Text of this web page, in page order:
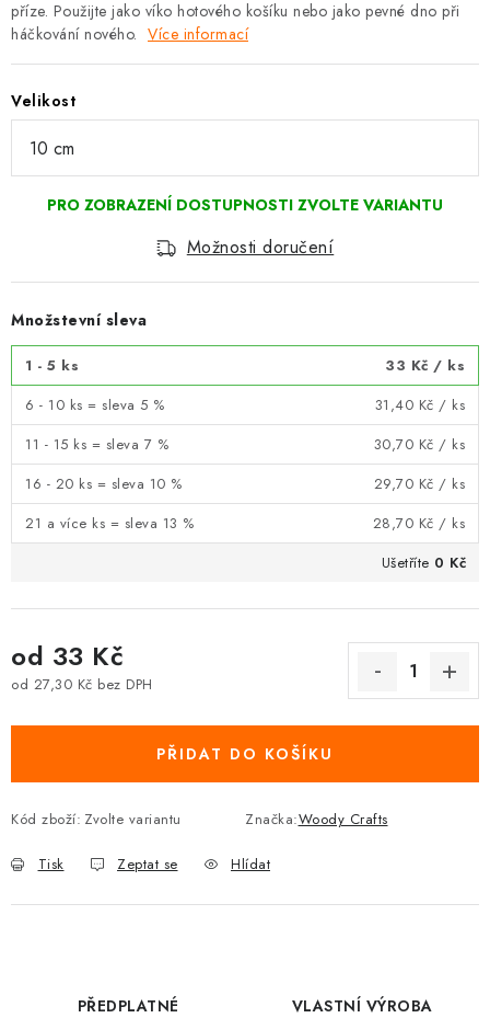
příze. Použijte jako víko hotového košíku nebo jako pevné dno při
háčkování nového. Více informací
Velikost
Možnosti doručení
Množstevní sleva
1 - 5 ks 33 Kč / ks
6 - 10 ks = sleva 5 %
31,40 Kč / ks
11 - 15 ks = sleva 7 %
30,70 Kč / ks
16 - 20 ks = sleva 10 %
29,70 Kč / ks
21 a více ks = sleva 13 %
28,70 Kč / ks
Ušetříte 0 Kč
od 33 Kč
od 27,30 Kč bez DPH
PŘIDAT DO KOŠÍKU
Kód zboží: Zvolte variantu Značka:Woody Crafts
Tisk Zeptat se Hlídat
PŘEDPLATNÉ VLASTNÍ VÝROBA